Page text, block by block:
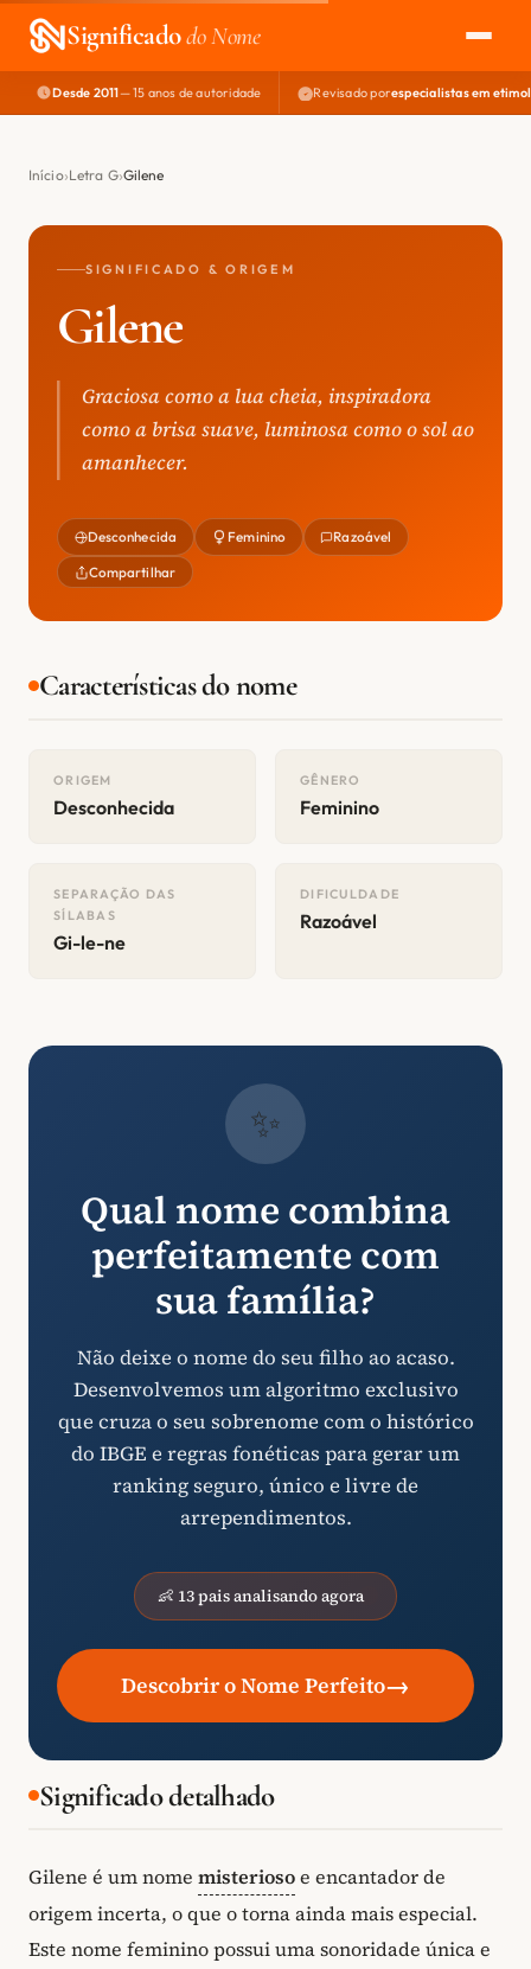
Significadodo Nome
EXPLORAR
NOME PERFEITO
Desde 2011— 15 anos de autoridade Revisado porespecialistas em
Início Letra G Gilene
SIGNIFICADO & ORIGEM
Gilene
Graciosa como a lua cheia, inspiradora
como a brisa suave, luminosa como o sol ao
amanhecer.
Desconhecida Feminino Razoável
Compartilhar
Características do nome
ORIGEM
Desconhecida
GÊNERO
Feminino
SEPARAÇÃO DAS
SÍLABAS
Gi-le-ne
DIFICULDADE
Razoável
✨
Qual nome combina
perfeitamente com
sua família?
Não deixe o nome do seu filho ao acaso.
Desenvolvemos um algoritmo exclusivo
que cruza o seu sobrenome com o histórico
do IBGE e regras fonéticas para gerar um
ranking seguro, único e livre de
arrependimentos.
👶 13 pais analisando agora
Descobrir o Nome Perfeito→
Significado detalhado
Gilene é um nome misteriosoe encantador de
origem incerta, o que o torna ainda mais especial.
Este nome feminino possui uma sonoridade única e